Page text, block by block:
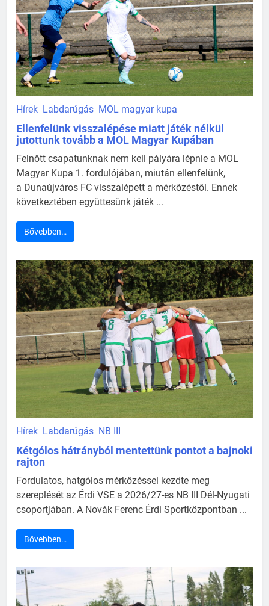
Hírek Labdarúgás MOL magyar kupa
Ellenfelünk visszalépése miatt játék nélkül
jutottunk tovább a MOL Magyar Kupában
Felnőtt csapatunknak nem kell pályára lépnie a MOL
Magyar Kupa 1. fordulójában, miután ellenfelünk,
a Dunaújváros FC visszalépett a mérkőzéstől. Ennek
következtében együttesünk játék ...
Bővebben…
Hírek Labdarúgás NB III
Kétgólos hátrányból mentettünk pontot a bajnoki
rajton
Fordulatos, hatgólos mérkőzéssel kezdte meg
szereplését az Érdi VSE a 2026/27-es NB III Dél-Nyugati
csoportjában. A Novák Ferenc Érdi Sportközpontban ...
Bővebben…